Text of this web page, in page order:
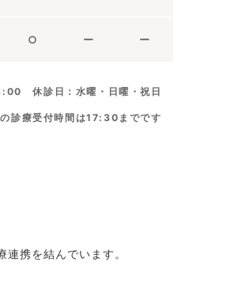
○ ー ー
休診日：水曜・日曜・祝日
診療受付時間は17:30までです
携を結んでいます。